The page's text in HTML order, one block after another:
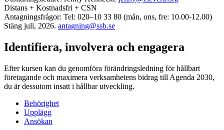
Distans + Kostnadsfri + CSN
Antagningsfrågor: Tel: 020–10 33 80 (mån, ons, fre: 10.00-12.00)
Stäng juli, 2026. antagning@ssb.se
Identifiera, involvera och engagera
Efter kursen kan du genomföra förändringsledning för hållbart
företagande och maximera verksamhetens bidrag till Agenda 2030,
du är dessutom insatt i hållbar utveckling.
Behörighet
Upplägg
Ansökan